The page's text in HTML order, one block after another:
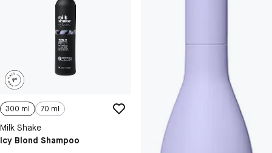
300 ml 70 ml
Milk Shake
Icy Blond Shampoo